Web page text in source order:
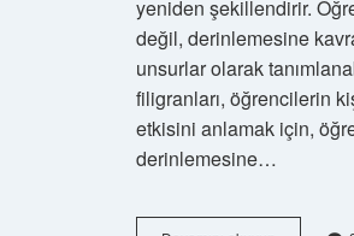
yeniden şekillendirir.
değil, derinlemesine
unsurlar olarak
filigranları, öğrencilerin
etkisini anlamak için,
derinlemesine…